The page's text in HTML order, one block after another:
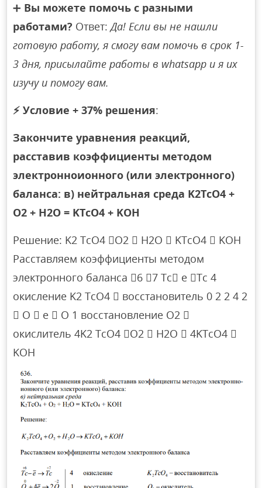
➕ Вы можете помочь с разными
работами? Ответ:Да! Если вы не нашли
готовую работу, я смогу вам помочь в срок 1-
3 дня, присылайте работы в whatsapp и я их
изучу и помогу вам.
⚡ Условие + 37% решения:
Закончите уравнения реакций,
расставив коэффициенты методом
электронноионного (или электронного)
баланса: в) нейтральная среда K2TcO4 +
O2 + H2O = KTcO4 + KOH
Решение: K2 TcO4 O2  H2O  KTcO4  KOH
Расставляем коэффициенты методом
электронного баланса 6 7 Tc e Tc 4
окисление K2 TcO4  восстановитель 0 2 2 4 2
 O  e  O 1 восстановление O2 
окислитель 4K2 TcO4 O2  H2O  4KTcO4 
KOH